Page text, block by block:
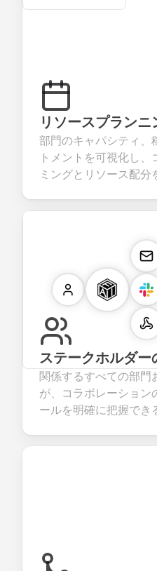
リソースプランニ
部門のキャパシティ、
トメントを可視化し
ミングとリソース配分
ステークホルダー
関係するすべての部門
が、コラボレーション
ールを明確に把握でき